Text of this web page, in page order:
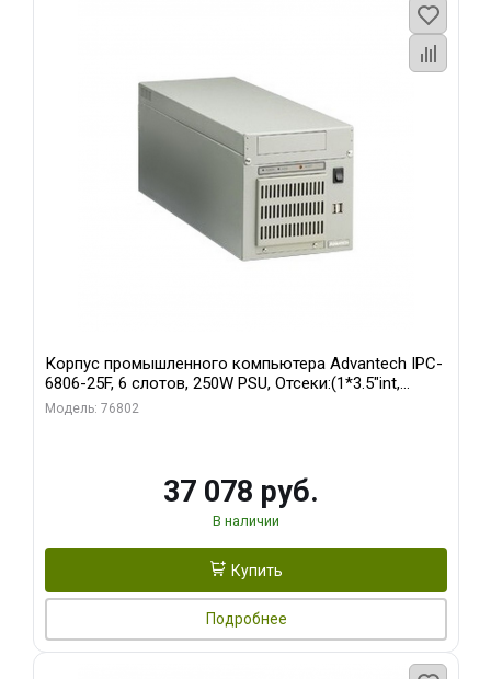
Корпус промышленного компьютера Advantech IPC-
6806-25F, 6 слотов, 250W PSU, Отсеки:(1*3.5"int,
1*3.5"ext)
Модель: 76802
37 078 руб.
В наличии
Купить
Подробнее